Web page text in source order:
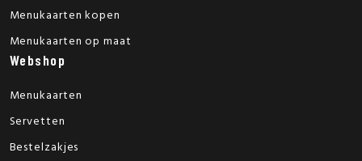
Menukaarten kopen
Menukaarten op maat
Webshop
Menukaarten
Servetten
Bestelzakjes